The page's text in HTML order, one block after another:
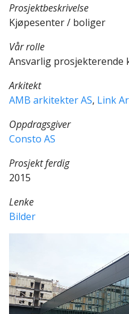
Prosjektbeskrivelse
Kjøpesenter / boliger
Vår rolle
Ansvarlig
Arkitekt
AMB arkitekter AS, Link
Oppdragsgiver
Consto AS
Prosjekt ferdig
2015
Lenke
Bilder